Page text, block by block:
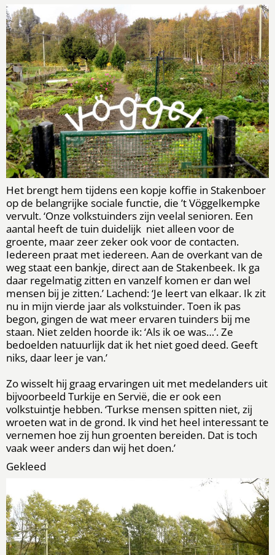
Het brengt hem tijdens een kopje koffie in Stakenboer
op de belangrijke sociale functie, die ’t Vöggelkempke
vervult. ‘Onze volkstuinders zijn veelal senioren. Een
aantal heeft de tuin duidelijk niet alleen voor de
groente, maar zeer zeker ook voor de contacten.
Iedereen praat met iedereen. Aan de overkant van de
weg staat een bankje, direct aan de Stakenbeek. Ik ga
daar regelmatig zitten en vanzelf komen er dan wel
mensen bij je zitten.’ Lachend: ‘Je leert van elkaar. Ik zit
nu in mijn vierde jaar als volkstuinder. Toen ik pas
begon, gingen de wat meer ervaren tuinders bij me
staan. Niet zelden hoorde ik: ‘Als ik oe was…’. Ze
bedoelden natuurlijk dat ik het niet goed deed. Geeft
niks, daar leer je van.’
Zo wisselt hij graag ervaringen uit met medelanders uit
bijvoorbeeld Turkije en Servië, die er ook een
volkstuintje hebben. ‘Turkse mensen spitten niet, zij
wroeten wat in de grond. Ik vind het heel interessant te
vernemen hoe zij hun groenten bereiden. Dat is toch
vaak weer anders dan wij het doen.’
Gekleed